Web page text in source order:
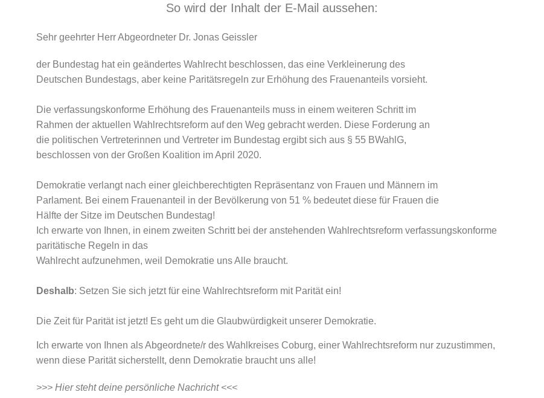
So wird der Inhalt der E-Mail aussehen:
Sehr geehrter Herr Abgeordneter Dr. Jonas Geissler
der Bundestag hat ein geändertes Wahlrecht beschlossen, das eine Verkleinerung des
Deutschen Bundestags, aber keine Paritätsregeln zur Erhöhung des Frauenanteils vorsieht.
Die verfassungskonforme Erhöhung des Frauenanteils muss in einem weiteren Schritt im
Rahmen der aktuellen Wahlrechtsreform auf den Weg gebracht werden. Diese Forderung an
die politischen Vertreterinnen und Vertreter im Bundestag ergibt sich aus § 55 BWahlG,
beschlossen von der Großen Koalition im April 2020.
Demokratie verlangt nach einer gleichberechtigten Repräsentanz von Frauen und Männern im
Parlament. Bei einem Frauenanteil in der Bevölkerung von 51 % bedeutet diese für Frauen die
Hälfte der Sitze im Deutschen Bundestag!
Ich erwarte von Ihnen, in einem zweiten Schritt bei der anstehenden Wahlrechtsreform verfassungskonforme
paritätische Regeln in das
Wahlrecht aufzunehmen, weil Demokratie uns Alle braucht.
Deshalb: Setzen Sie sich jetzt für eine Wahlrechtsreform mit Parität ein!
Die Zeit für Parität ist jetzt! Es geht um die Glaubwürdigkeit unserer Demokratie.
Ich erwarte von Ihnen als Abgeordnete/r des Wahlkreises Coburg, einer Wahlrechtsreform nur zuzustimmen,
wenn diese Parität sicherstellt, denn Demokratie braucht uns alle!
>>> Hier steht deine persönliche Nachricht <<<